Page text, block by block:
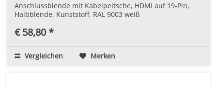
Anschlussblende mit Kabelpeitsche, HDMI auf 19-Pin,
Halbblende, Kunststoff, RAL 9003 weiß
€ 58,80 *
Vergleichen Merken